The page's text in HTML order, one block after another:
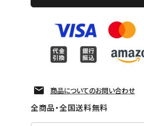
商品についてのお問い合わせ
全商品・全国送料無料